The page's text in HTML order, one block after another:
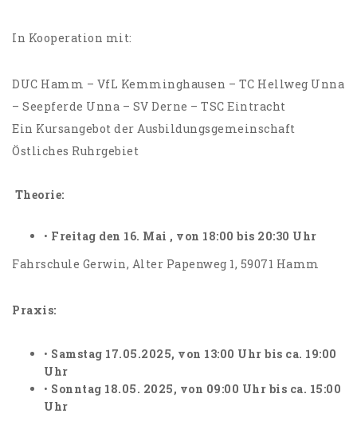
In Kooperation mit:
DUC Hamm – VfL Kemminghausen – TC Hellweg Unna
– Seepferde Unna – SV Derne – TSC Eintracht
Ein Kursangebot der Ausbildungsgemeinschaft
Östliches Ruhrgebiet
Theorie:
• Freitag den 16. Mai , von 18:00 bis 20:30 Uhr
Fahrschule Gerwin, Alter Papenweg 1, 59071 Hamm
Praxis:
• Samstag 17.05.2025, von 13:00 Uhr bis ca. 19:00
Uhr
• Sonntag 18.05. 2025, von 09:00 Uhr bis ca. 15:00
Uhr